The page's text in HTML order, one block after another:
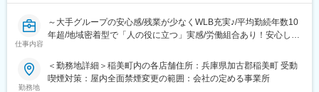
変更の範囲：会社の定める業務
◎将来的には店長として、店舗・人・地域をまとめる立場を目指
せる
です。
仕事内容
～大手グループの安心感/残業が少なくWLB充実♪/平均勤続年数10
年超/地域密着型で「人の役に立つ」実感/労働組合あり！安心して
■仕事内容：
勤務地
＜勤務地詳細＞稲美町内の各店舗住所：兵庫県加古郡稲美町 受動
喫煙対策：屋内全面禁煙変更の範囲：会社の定める事業所